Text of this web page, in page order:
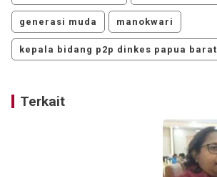
generasi muda manokwari
kepala bidang p2p dinkes papua barat
Terkait